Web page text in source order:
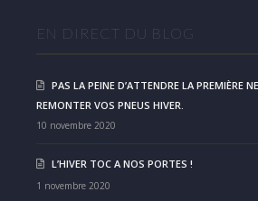
EN DIRECT DU BLOG
PAS LA PEINE D’ATTENDRE LA PREMIÈRE
REMONTER VOS PNEUS HIVER.
10 novembre 2020
L’HIVER TOC A NOS PORTES !
1 novembre 2020